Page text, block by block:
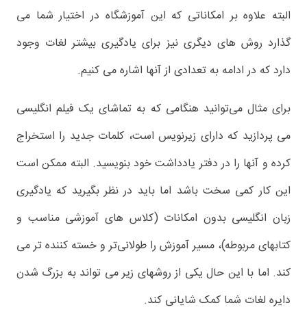
البته علاوه بر امکاناتی که این آموزشگاه در اختیار شما می
گذارد روش های دیگری نیز برای یادگیری بیشتر لغات وجود
دارد که در ادامه به تعدادی از آنها اشاره می کنیم.
برای مثال می‌توانید هنگامی که به تماشای یک فیلم انگلیسی
می پردازید که دارای زیرنویس است، کلمات جدید را استخراج
کرده و آنها را در دفتر یادداشت خود بنویسید. البته ممکن است
این کار کمی سخت باشد اما باید در نظر بگیرید که یادگیری
زبان انگلیسی بدون امکانات (کلاس های آموزشی مناسب و
کتابهای مربوطه)، مسیر آموزش را طولانی‌تر و خسته کننده تر می
کند. اما با این حال یکی از روشهای زیر می تواند به بزرگ شدن
دایره لغات شما کمک شایانی کند.